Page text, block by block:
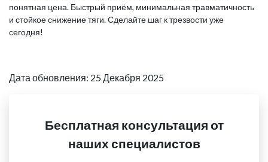
понятная цена. Быстрый приём, минимальная травматичность
и стойкое снижение тяги. Сделайте шаг к трезвости уже
сегодня!
Дата обновления: 25 Декабря 2025
Бесплатная консультация от
наших специалистов